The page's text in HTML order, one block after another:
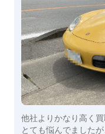
他社よりかなり高く
とても悩んでました